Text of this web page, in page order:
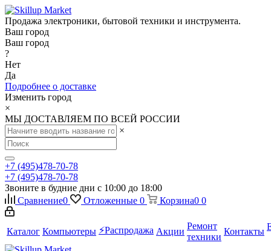
Продажа электроники, бытовой техники и инструмента.
Ваш город
Ваш город
?
Нет
Да
Подробнее о доставке
Изменить город
×
МЫ ДОСТАВЛЯЕМ ПО ВСЕЙ РОССИИ
×
+7 (495)478-70-78
+7 (495)478-70-78
Звоните в будние дни с 10:00 до 18:00
Сравнение0 Отложенные 0 Корзина0 0
Каталог Компьютеры ⚡️Распродажа Акции
Ремонт
техники
Контакты